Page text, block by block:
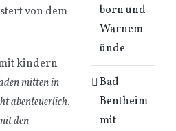
von dem
mitten in
abenteuerlich.
den
born und
Warnem
ünde
Bad
Bentheim
mit